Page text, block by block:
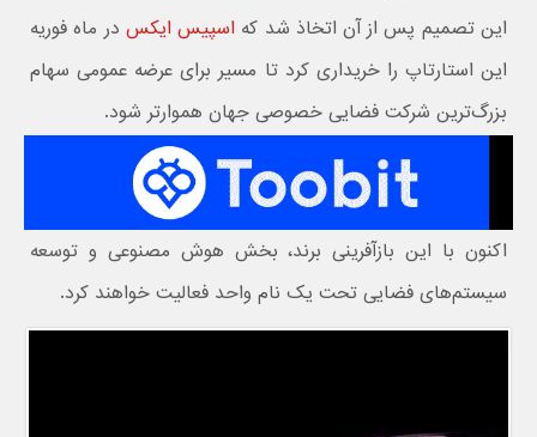
این تصمیم پس از آن اتخاذ شد که اسپیس ایکس در ماه فوریه
این استارتاپ را خریداری کرد تا مسیر برای عرضه عمومی سهام
بزرگ‌ترین شرکت فضایی خصوصی جهان هموارتر شود.
اکنون با این بازآفرینی برند، بخش هوش مصنوعی و توسعه
سیستم‌های فضایی تحت یک نام واحد فعالیت خواهند کرد.